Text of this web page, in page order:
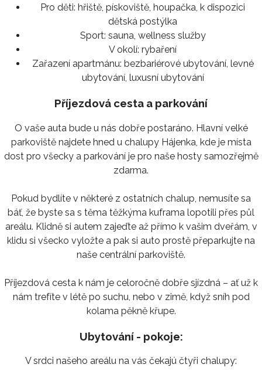
Pro děti: hřiště, pískoviště, houpačka, k dispozici
dětská postýlka
Sport: sauna, wellness služby
V okolí: rybaření
Zařazení apartmánu: bezbariérové ubytování, levné
ubytování, luxusní ubytování
Příjezdová cesta a parkování
O vaše auta bude u nás dobře postaráno. Hlavní velké
parkoviště najdete hned u chalupy Hájenka, kde je místa
dost pro všecky a parkování je pro naše hosty samozřejmě
zdarma.
Pokud bydlíte v některé z ostatních chalup, nemusíte sa
báť, že byste sa s těma těžkýma kuframa lopotili přes půl
areálu. Klidně si autem zajeďte až přímo k vašim dveřám, v
klidu si všecko vyložte a pak si auto prostě přeparkujte na
naše centrální parkoviště.
Příjezdová cesta k nám je celoročně dobře sjízdná – ať už k
nám trefíte v létě po suchu, nebo v zimě, když sníh pod
kolama pěkně křupe.
Ubytování - pokoje:
V srdci našeho areálu na vás čekajú čtyři chalupy: